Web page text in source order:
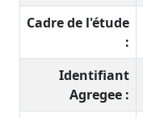
Cadre de l'étude
:
Identifiant
Agregee :